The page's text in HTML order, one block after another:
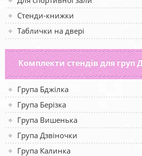
Стенди-книжки
Таблички на двері
Комплекти стендів для груп
Група Бджілка
Група Берізка
Група Вишенька
Група Дзвіночки
Група Калинка